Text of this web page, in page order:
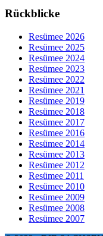
Rückblicke
Resümee 2026
Resümee 2025
Resümee 2024
Resümee 2023
Resümee 2022
Resümee 2021
Resümee 2019
Resümee 2018
Resümee 2017
Resümee 2016
Resümee 2014
Resümee 2013
Resümee 2012
Resümee 2011
Resümee 2010
Resümee 2009
Resümee 2008
Resümee 2007